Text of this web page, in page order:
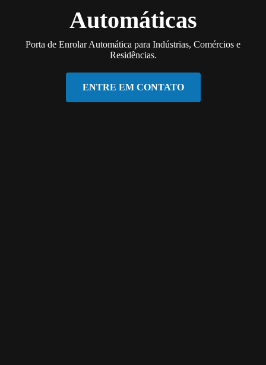
Automáticas
Porta de Enrolar Automática para Indústrias, Comércios e
Residências.
ENTRE EM CONTATO